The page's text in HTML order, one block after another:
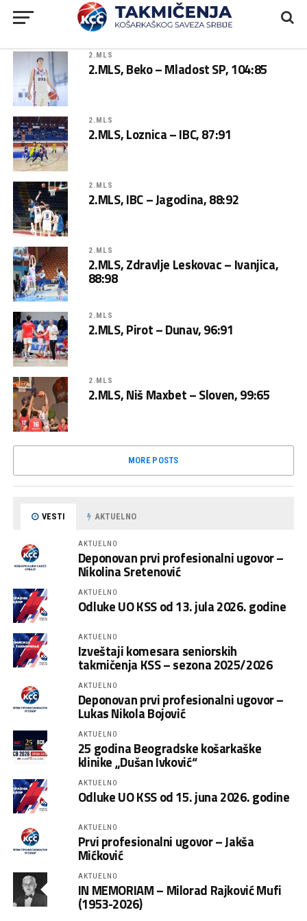
2.MLS
2.MLS, Beko – Mladost SP, 104:85
2.MLS
2.MLS, Loznica – IBC, 87:91
2.MLS
2.MLS, IBC – Jagodina, 88:92
2.MLS
2.MLS, Zdravlje Leskovac – Ivanjica,
88:98
2.MLS
2.MLS, Pirot – Dunav, 96:91
2.MLS
2.MLS, Niš Maxbet – Sloven, 99:65
MORE POSTS
VESTI AKTUELNO
AKTUELNO
Deponovan prvi profesionalni ugovor –
Nikolina Sretenović
AKTUELNO
Odluke UO KSS od 13. jula 2026. godine
AKTUELNO
Izveštaji komesara seniorskih
takmičenja KSS – sezona 2025/2026
AKTUELNO
Deponovan prvi profesionalni ugovor –
Lukas Nikola Bojović
AKTUELNO
25 godina Beogradske košarkaške
klinike „Dušan Ivković“
AKTUELNO
Odluke UO KSS od 15. juna 2026. godine
AKTUELNO
Prvi profesionalni ugovor – Jakša
Mićković
AKTUELNO
IN MEMORIAM – Milorad Rajković Mufi
(1953-2026)